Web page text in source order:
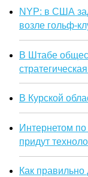
NYP: в США
возле гольф-
В Штабе
В Курской
Интернетом
придут
Как правильно